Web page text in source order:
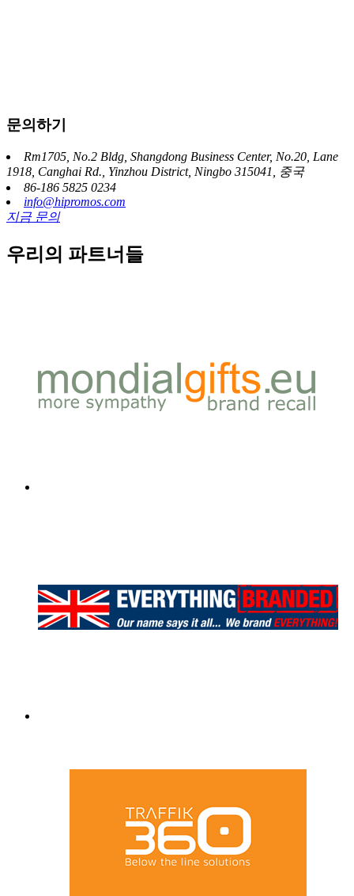
문의하기
Rm1705, No.2 Bldg, Shangdong Business Center, No.20, Lane
1918, Canghai Rd., Yinzhou District, Ningbo 315041, 중국
86-186 5825 0234
info@hipromos.com
지금 문의
우리의 파트너들